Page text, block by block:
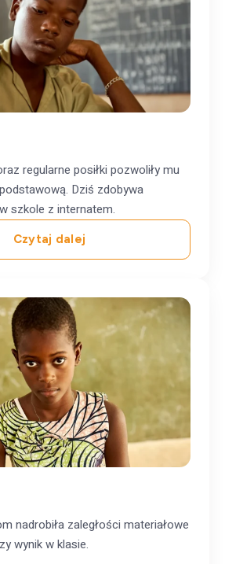
regularne posiłki pozwoliły mu
Dziś zdobywa
szkole z internatem.
Czytaj dalej
nadrobiła zaległości materiałowe
wynik w klasie.